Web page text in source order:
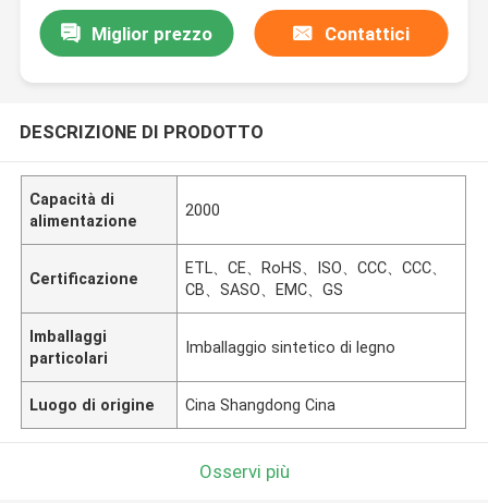
Miglior prezzo Contattici
DESCRIZIONE DI PRODOTTO
Capacità di
alimentazione
2000
Certificazione
ETL、CE、RoHS、ISO、CCC、CCC、
CB、SASO、EMC、GS
Imballaggi
particolari
Imballaggio sintetico di legno
Luogo di origine Cina Shangdong Cina
Osservi più